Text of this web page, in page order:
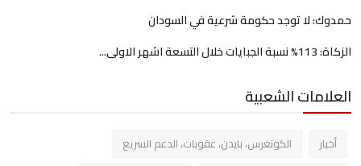
حمدوك: لا توجد حكومة شرعية في السودان
الزكاة: 113% نسبة الجبايات خلال التسعة اشهر الاولى...
العلامات الشعبية
أخبار
الكونغرس، بايدن، عقوبات، الدعم السريع